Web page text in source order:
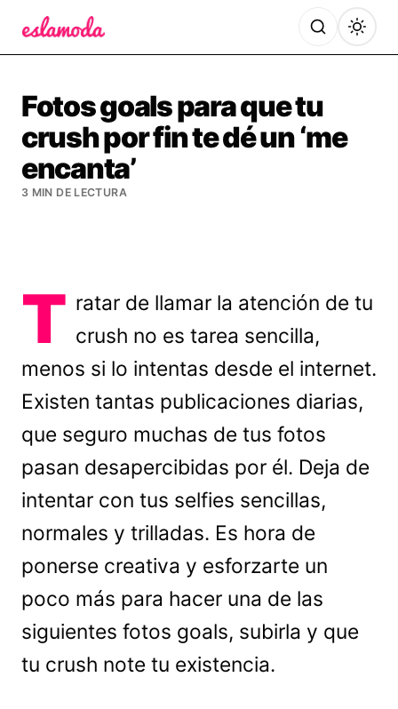
Fotos goals para que tu
crush por fin te dé un ‘me
encanta’
3 MIN DE LECTURA
T ratar de llamar la atención de tu
crush no es tarea sencilla,
menos si lo intentas desde el internet.
Existen tantas publicaciones diarias,
que seguro muchas de tus fotos
pasan desapercibidas por él. Deja de
intentar con tus selfies sencillas,
normales y trilladas. Es hora de
ponerse creativa y esforzarte un
poco más para hacer una de las
siguientes fotos goals, subirla y que
tu crush note tu existencia.